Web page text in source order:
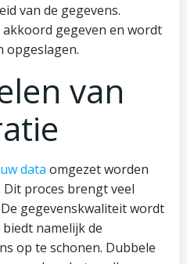
van de gegevens.
gegeven en wordt
opgeslagen.
van
data omgezet worden
Dit proces brengt veel
gegevenskwaliteit wordt
namelijk de
op te schonen. Dubbele